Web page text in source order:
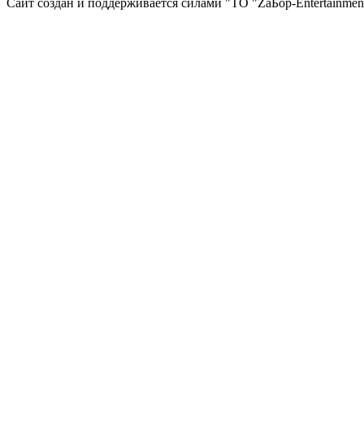
Сайт создан и поддерживается силами "ТО "ZаБор-